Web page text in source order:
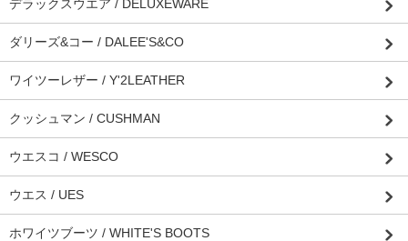
デラックスウエア / DELUXEWARE
ダリーズ&コー / DALEE'S&CO
ワイツーレザー / Y'2LEATHER
クッシュマン / CUSHMAN
ウエスコ / WESCO
ウエス / UES
ホワイツブーツ / WHITE'S BOOTS